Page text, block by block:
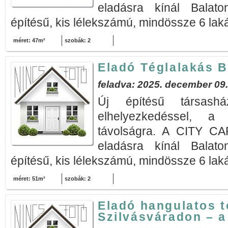
eladásra kínál
építésű, kis lélekszámú, mindössze 6
méret: 47m² szobák: 2
Eladó Téglalakás
feladva: 2025. december 09.
Új építésű
elhelyezkedéssel,
távolságra. A CITY
eladásra kínál
építésű, kis lélekszámú, mindössze 6
méret: 51m² szobák: 2
Eladó hangulatos
Szilvásváradon –